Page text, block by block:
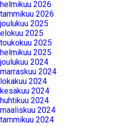
helmikuu 2026
tammikuu 2026
joulukuu 2025
elokuu 2025
toukokuu 2025
helmikuu 2025
joulukuu 2024
marraskuu 2024
lokakuu 2024
kesäkuu 2024
huhtikuu 2024
maaliskuu 2024
tammikuu 2024